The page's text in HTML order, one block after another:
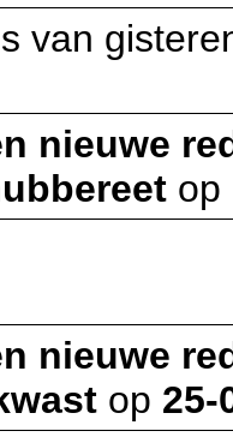
van
nieuwe
op
nieuwe
op 25-